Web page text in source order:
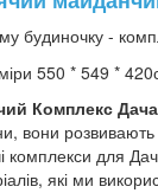
будиночку -
550 * 549 *
Комплекс Дача
вони розвивають
комплекси для
які ми